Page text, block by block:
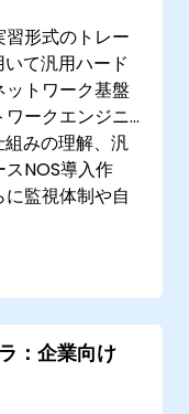
形式のトレー
て汎用ハード
トワーク基盤
ワークエンジニ
みの理解、汎
NOS導入作
監視体制や自
：企業向け